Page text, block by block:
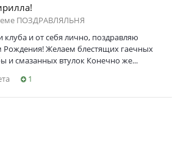
ПОЗДРАВЛЯЛЬНЯ
и от себя лично, поздравляю
Рождения! Желаем блестящих гаечных
и смазанных втулок Конечно же...
1